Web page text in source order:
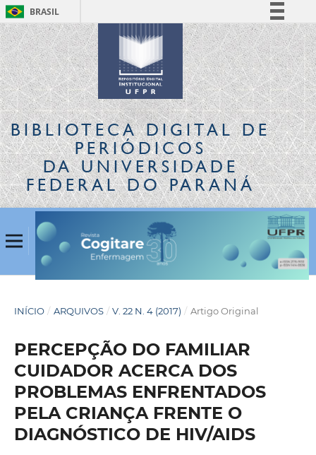
BRASIL
Simplifique!
Comunica BR
Participe
Acesso à informação
Legislação
Canais
BIBLIOTECA DIGITALDE
PERIÓDICOS
DA UNIVERSIDADE
FEDERAL DO PARANÁ
INÍCIO / ARQUIVOS / V. 22 N. 4 (2017) / Artigo Original
PERCEPÇÃO DO FAMILIAR
CUIDADOR ACERCA DOS
PROBLEMAS ENFRENTADOS
PELA CRIANÇA FRENTE O
DIAGNÓSTICO DE HIV/AIDS